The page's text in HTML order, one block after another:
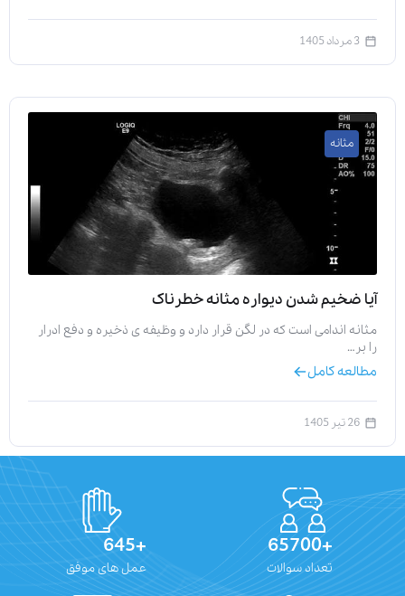
3 مرداد 1405
مثانه
آیا ضخیم شدن دیواره مثانه خطرناک
مثانه اندامی است که در لگن قرار دارد و وظیفه‌ ی ذخیره و دفع ادرار
را بر…
مطالعه کامل
26 تیر 1405
+65700
تعداد سوالات
+645
عمل های موفق